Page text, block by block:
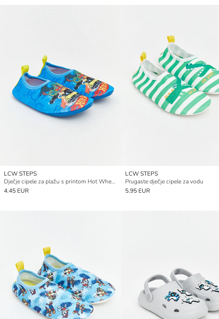
LCW STEPS
Dječje cipele za plažu s printom Hot Wheels
4.45 EUR
LCW STEPS
Prugaste dječje cipele za vodu
5.95 EUR